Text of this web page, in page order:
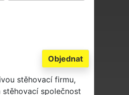
Objednat
stěhovací firmu,
společnost